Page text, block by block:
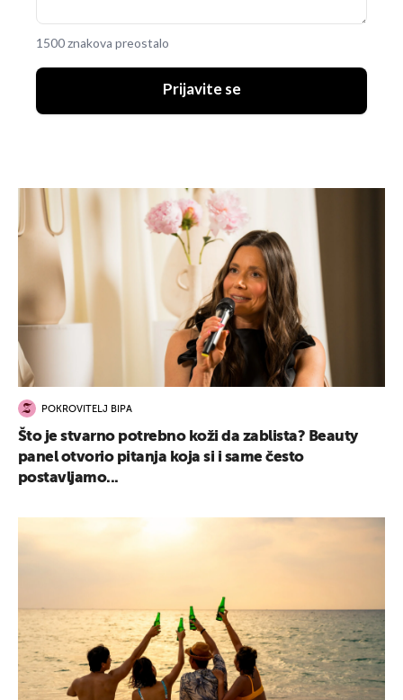
1500 znakova preostalo
Prijavite se
POKROVITELJ BIPA
Što je stvarno potrebno koži da zablista? Beauty
panel otvorio pitanja koja si i same često
postavljamo...